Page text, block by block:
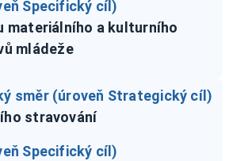
Specifický cíl)
materiálního a kulturního
mládeže
směr (úroveň Strategický cíl)
stravování
Specifický cíl)